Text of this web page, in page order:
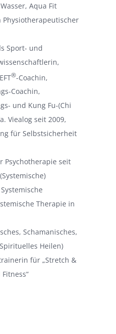
Aqua Fit
Sport- und
®-Coachin,
Coachin,
und Kung Fu-(Chi
Viealog seit 2009,
für Selbstsicherheit
Psychotherapie seit
Therapie in
Schamanisches,
Heilen)
für „Stretch &
Fitness“